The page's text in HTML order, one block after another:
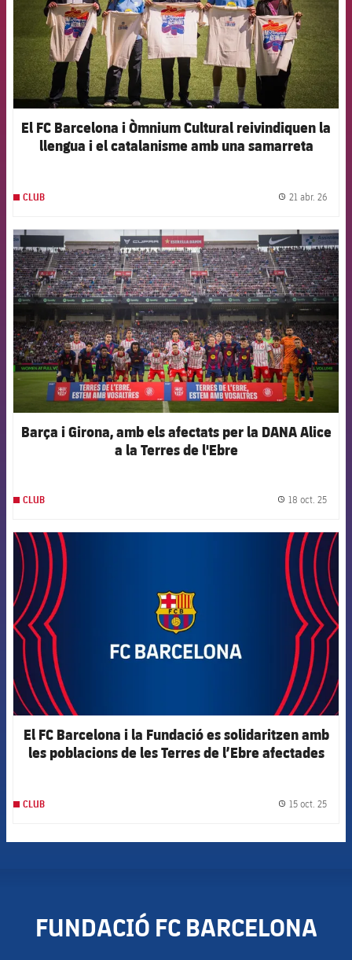
El FC Barcelona i Òmnium Cultural reivindiquen la
llengua i el catalanisme amb una samarreta
CLUB 21 abr. 26
FCB Barcelona badge
Barça i Girona, amb els afectats per la DANA Alice
a la Terres de l'Ebre
CLUB 18 oct. 25
El FC Barcelona i la Fundació es solidaritzen amb
les poblacions de les Terres de l’Ebre afectades
CLUB 15 oct. 25
FUNDACIÓ FC BARCELONA